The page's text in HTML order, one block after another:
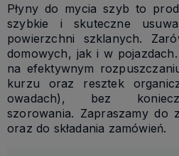
Płyny do mycia szyb to
szybkie i skuteczne
powierzchni szklanych.
domowych, jak i w
na efektywnym
kurzu oraz resztek
owadach), bez
szorowania. Zapraszamy do
oraz do składania zamówień.